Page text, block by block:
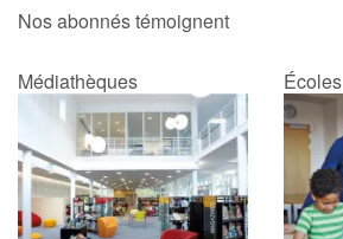
Nos abonnés témoignent
Médiathèques Écoles